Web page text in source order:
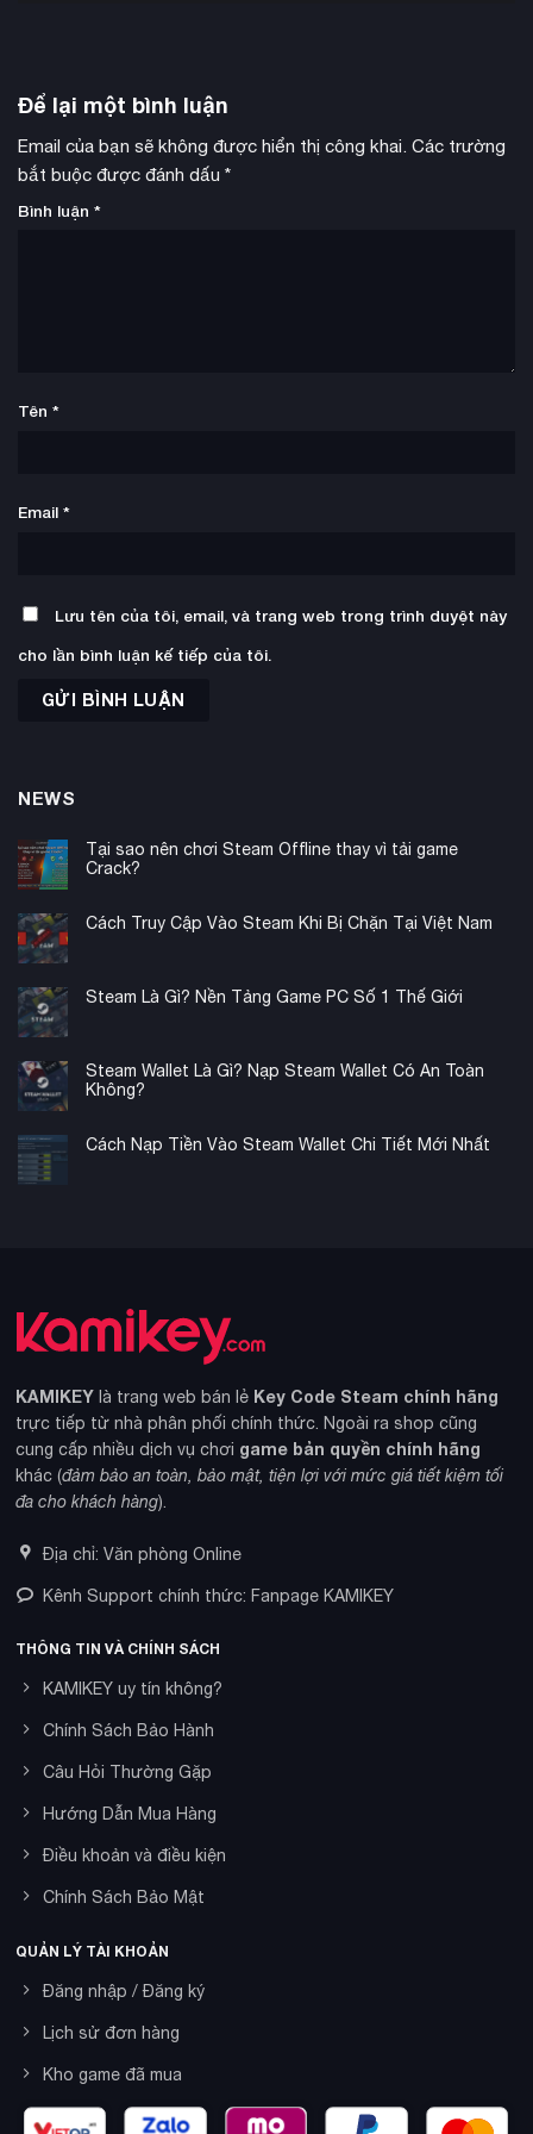
Để lại một bình luận
Email của bạn sẽ không được hiển thị công khai. Các trường
bắt buộc được đánh dấu *
Bình luận *
Tên *
Email *
Lưu tên của tôi, email, và trang web trong trình duyệt này
cho lần bình luận kế tiếp của tôi.
NEWS
Tại sao nên chơi Steam Offline thay vì tải game
Crack?
Cách Truy Cập Vào Steam Khi Bị Chặn Tại Việt Nam
Steam Là Gì? Nền Tảng Game PC Số 1 Thế Giới
Steam Wallet Là Gì? Nạp Steam Wallet Có An Toàn
Không?
Cách Nạp Tiền Vào Steam Wallet Chi Tiết Mới Nhất
KAMIKEY là trang web bán lẻ Key Code Steam chính hãng
trực tiếp từ nhà phân phối chính thức. Ngoài ra shop cũng
cung cấp nhiều dịch vụ chơi game bản quyền chính hãng
khác (đảm bảo an toàn, bảo mật, tiện lợi với mức giá tiết kiệm tối
đa cho khách hàng).
Địa chỉ: Văn phòng Online
Kênh Support chính thức: Fanpage KAMIKEY
THÔNG TIN VÀ CHÍNH SÁCH
KAMIKEY uy tín không?
Chính Sách Bảo Hành
Câu Hỏi Thường Gặp
Hướng Dẫn Mua Hàng
Điều khoản và điều kiện
Chính Sách Bảo Mật
QUẢN LÝ TÀI KHOẢN
Đăng nhập / Đăng ký
Lịch sử đơn hàng
Kho game đã mua